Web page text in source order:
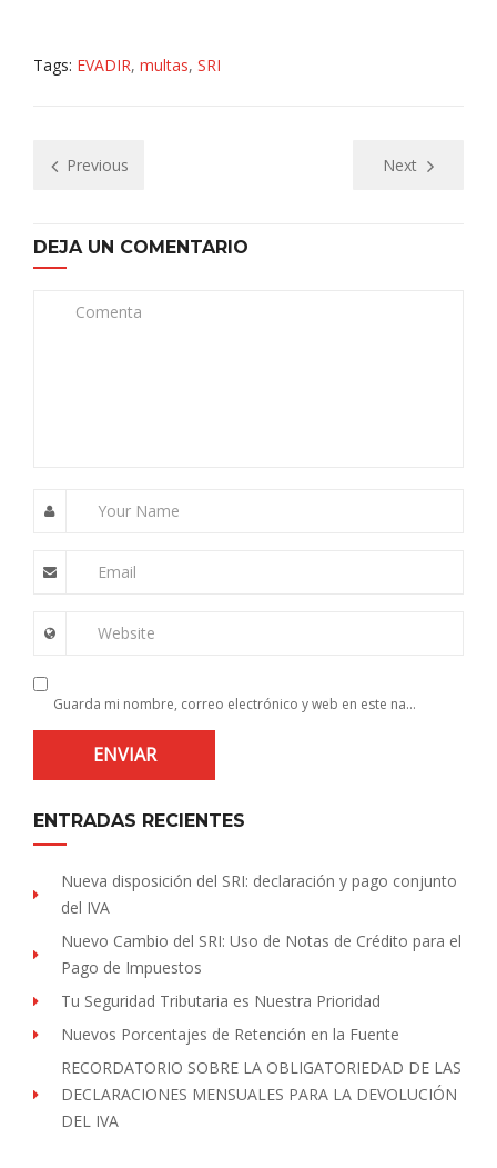
Tags: EVADIR, multas, SRI
Previous Next
DEJA UN COMENTARIO
Comenta
Your Name
Email
Website
Guarda mi nombre, correo electrónico y web en este navegador para la próxima vez que comente.
ENTRADAS RECIENTES
Nueva disposición del SRI: declaración y pago conjunto
del IVA
Nuevo Cambio del SRI: Uso de Notas de Crédito para el
Pago de Impuestos
Tu Seguridad Tributaria es Nuestra Prioridad
Nuevos Porcentajes de Retención en la Fuente
RECORDATORIO SOBRE LA OBLIGATORIEDAD DE LAS
DECLARACIONES MENSUALES PARA LA DEVOLUCIÓN
DEL IVA